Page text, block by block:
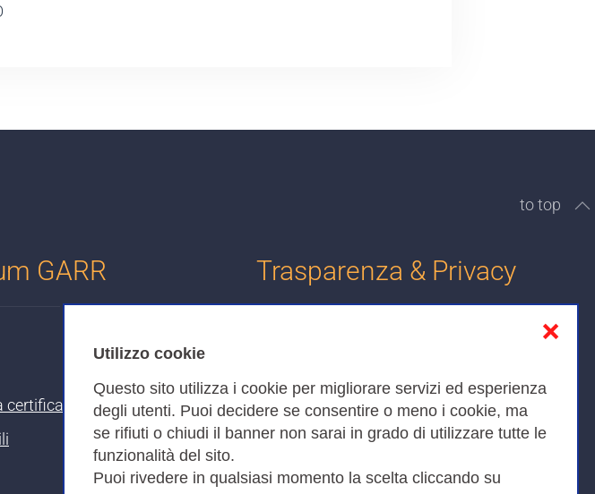
Utilizzo cookie
Questo sito utilizza i cookie per migliorare servizi ed esperienza
degli utenti. Puoi decidere se consentire o meno i cookie, ma
se rifiuti o chiudi il banner non sarai in grado di utilizzare tutte le
funzionalità del sito.
Puoi rivedere in qualsiasi momento la scelta cliccando su
❌
to top
GARR Trasparenza & Privacy
Amministrazione trasparente
Bandi di Gara